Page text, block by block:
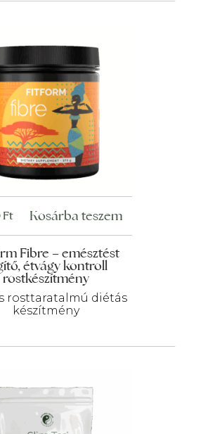
Fibre – emésztést
étvágy kontroll
rostkészítmény
rosttaratalmú diétás
készítmény
Ft Kosárba teszem